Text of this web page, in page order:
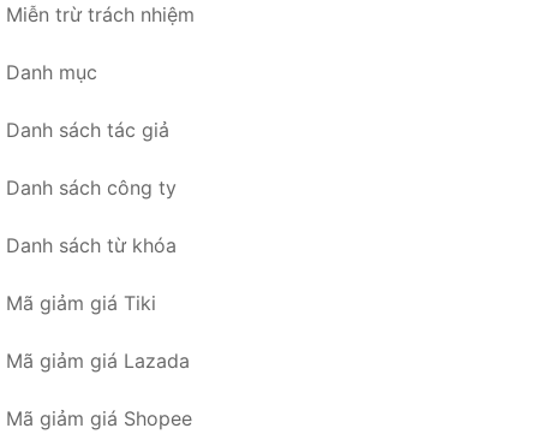
Miễn trừ trách nhiệm
Danh mục
Danh sách tác giả
Danh sách công ty
Danh sách từ khóa
Mã giảm giá Tiki
Mã giảm giá Lazada
Mã giảm giá Shopee